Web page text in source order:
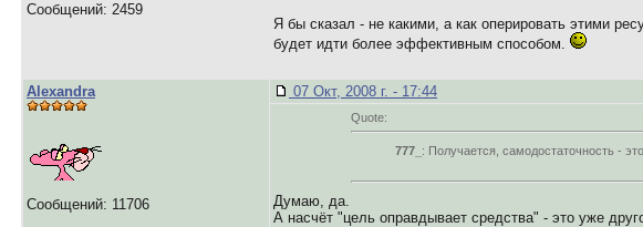
Сообщений: 2459
Я бы сказал - не какими, а как оперировать этими
будет идти более эффективным способом.
Alexandra
Сообщений: 11706
07 Окт, 2008 г. - 17:44
Quote:
777_ : Получается, самодостаточность -
Думаю, да.
А насчёт "цель оправдывает средства" - это уже